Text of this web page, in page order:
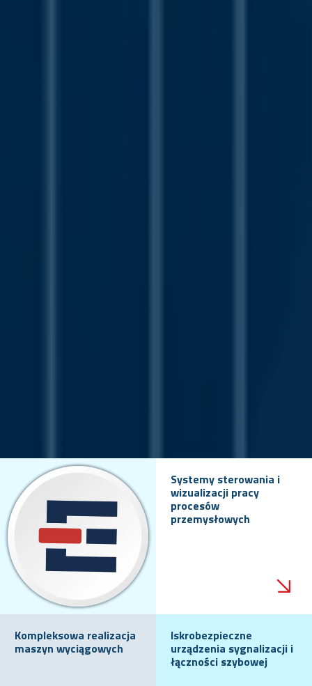
Systemy sterowania i
wizualizacji pracy
procesów
przemysłowych
Kompleksowa realizacja
maszyn wyciągowych
Iskrobezpieczne
urządzenia sygnalizacji i
łączności szybowej